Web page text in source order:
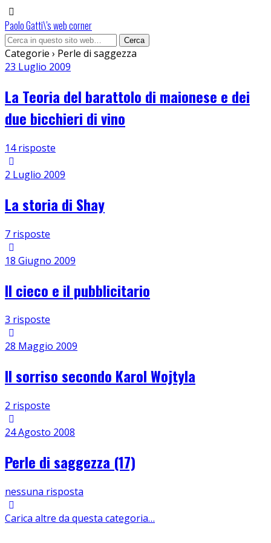
Paolo Gatti\'s web corner
Categorie › Perle di saggezza
23 Luglio 2009
La Teoria del barattolo di maionese e dei
due bicchieri di vino
14 risposte
2 Luglio 2009
La storia di Shay
7 risposte
18 Giugno 2009
Il cieco e il pubblicitario
3 risposte
28 Maggio 2009
Il sorriso secondo Karol Wojtyla
2 risposte
24 Agosto 2008
Perle di saggezza (17)
nessuna risposta
Carica altre da questa categoria…